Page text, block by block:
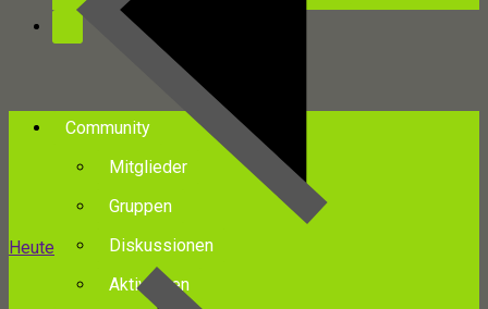
Community
Mitglieder
Gruppen
Diskussionen
Aktivitäten
Heute